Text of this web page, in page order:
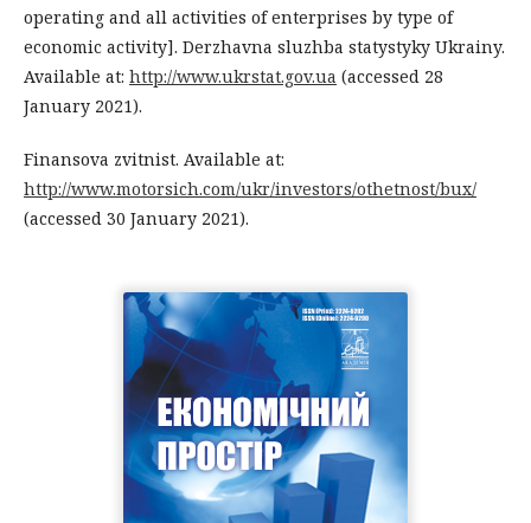
operating and all activities of enterprises by type of
economic activity]. Derzhavna sluzhba statystyky Ukrainy.
Available at: http://www.ukrstat.gov.ua (accessed 28
January 2021).
Finansova zvitnist. Available at:
http://www.motorsich.com/ukr/investors/othetnost/bux/
(accessed 30 January 2021).